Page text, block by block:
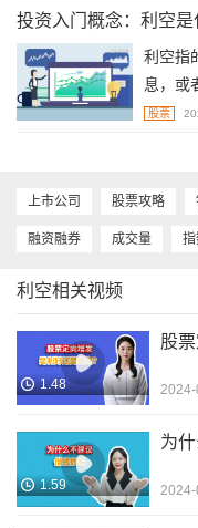
现一些
投资风
高，再
能上市
极容易
投资入门概念：利空是
利空指
息，或
当前或
股票
上市公司 股票攻略
融资融券 成交量
利空相关视频
1.48
股
1.59
为